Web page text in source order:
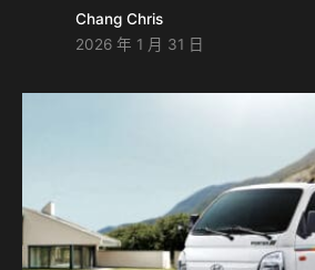
耗時 24 年與 31 年的紀錄，更榮登
速突破千萬全球銷售」的 SUV 車系代
藉前衛的 Sensuous Sportiness 設計
技與同級領先的智慧安全系統，於
Chang Chris
2026 年 1 月 31 日